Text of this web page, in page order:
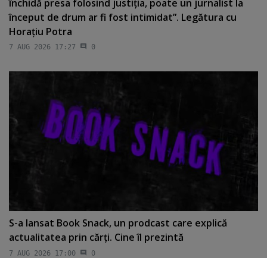
închidă presa folosind justiţia, poate un jurnalist la
început de drum ar fi fost intimidat”. Legătura cu
Horaţiu Potra
7 AUG 2026 17:27 0
S-a lansat Book Snack, un prodcast care explică
actualitatea prin cărţi. Cine îl prezintă
7 AUG 2026 17:00 0